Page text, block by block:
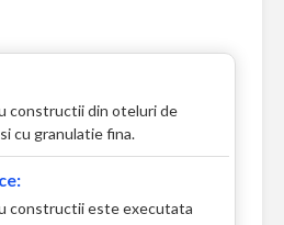
constructii din oteluri de
cu granulatie fina.
constructii este executata